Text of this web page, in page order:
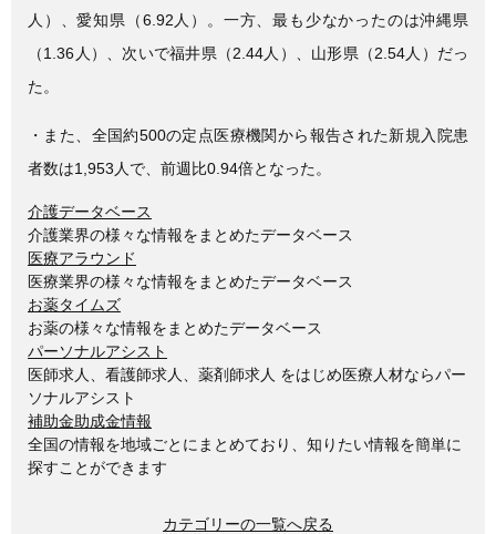
人）、愛知県（6.92人）。一方、最も少なかったのは沖縄県
（1.36人）、次いで福井県（2.44人）、山形県（2.54人）だっ
た。
・また、全国約500の定点医療機関から報告された新規入院患
者数は1,953人で、前週比0.94倍となった。
介護データベース
介護業界の様々な情報をまとめたデータベース
医療アラウンド
医療業界の様々な情報をまとめたデータベース
お薬タイムズ
お薬の様々な情報をまとめたデータベース
パーソナルアシスト
医師求人、看護師求人、薬剤師求人 をはじめ医療人材ならパー
ソナルアシスト
補助金助成金情報
全国の情報を地域ごとにまとめており、知りたい情報を簡単に
探すことができます
カテゴリーの一覧へ戻る